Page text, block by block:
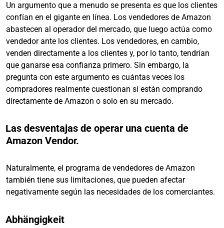
Un argumento que a menudo se presenta es que los clientes
confían en el gigante en línea. Los vendedores de Amazon
abastecen al operador del mercado, que luego actúa como
vendedor ante los clientes. Los vendedores, en cambio,
venden directamente a los clientes y, por lo tanto, tendrían
que ganarse esa confianza primero. Sin embargo, la
pregunta con este argumento es cuántas veces los
compradores realmente cuestionan si están comprando
directamente de Amazon o solo en su mercado.
Las desventajas de operar una cuenta de
Amazon Vendor.
Naturalmente, el programa de vendedores de Amazon
también tiene sus limitaciones, que pueden afectar
negativamente según las necesidades de los comerciantes.
Abhängigkeit